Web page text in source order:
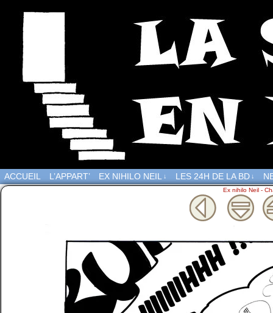
ACCUEIL L’APPART’ EX NIHILO NEIL ↓ LES 24H DE LA BD ↓
Ex nihilo Neil -